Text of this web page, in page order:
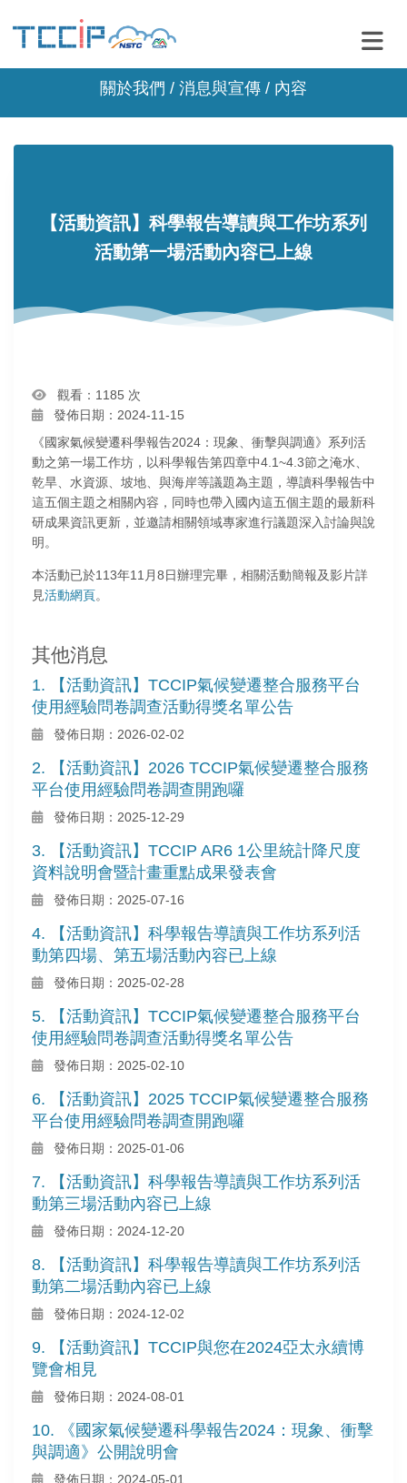
關於我們 / 消息與宣傳 / 內容
【活動資訊】科學報告導讀與工作坊系列
活動第一場活動內容已上線
觀看：1185 次
發佈日期：2024-11-15
《國家氣候變遷科學報告2024：現象、衝擊與調適》系列活
動之第一場工作坊，以科學報告第四章中4.1~4.3節之淹水、
乾旱、水資源、坡地、與海岸等議題為主題，導讀科學報告中
這五個主題之相關內容，同時也帶入國內這五個主題的最新科
研成果資訊更新，並邀請相關領域專家進行議題深入討論與說
明。
本活動已於113年11月8日辦理完畢，相關活動簡報及影片詳
見活動網頁。
其他消息
1. 【活動資訊】TCCIP氣候變遷整合服務平台
使用經驗問卷調查活動得獎名單公告
發佈日期：2026-02-02
2. 【活動資訊】2026 TCCIP氣候變遷整合服務
平台使用經驗問卷調查開跑囉
發佈日期：2025-12-29
3. 【活動資訊】TCCIP AR6 1公里統計降尺度
資料說明會暨計畫重點成果發表會
發佈日期：2025-07-16
4. 【活動資訊】科學報告導讀與工作坊系列活
動第四場、第五場活動內容已上線
發佈日期：2025-02-28
5. 【活動資訊】TCCIP氣候變遷整合服務平台
使用經驗問卷調查活動得獎名單公告
發佈日期：2025-02-10
6. 【活動資訊】2025 TCCIP氣候變遷整合服務
平台使用經驗問卷調查開跑囉
發佈日期：2025-01-06
7. 【活動資訊】科學報告導讀與工作坊系列活
動第三場活動內容已上線
發佈日期：2024-12-20
8. 【活動資訊】科學報告導讀與工作坊系列活
動第二場活動內容已上線
發佈日期：2024-12-02
9. 【活動資訊】TCCIP與您在2024亞太永續博
覽會相見
發佈日期：2024-08-01
10. 《國家氣候變遷科學報告2024：現象、衝擊
與調適》公開說明會
發佈日期：2024-05-01